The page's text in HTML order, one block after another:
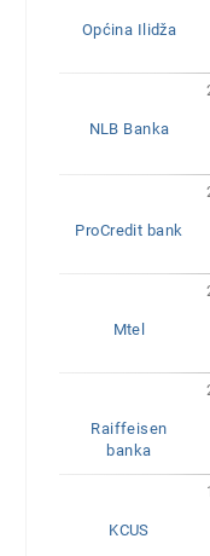
Općina Ilidža
NLB Banka
ProCredit bank
Mtel
Raiffeisen
banka
KCUS